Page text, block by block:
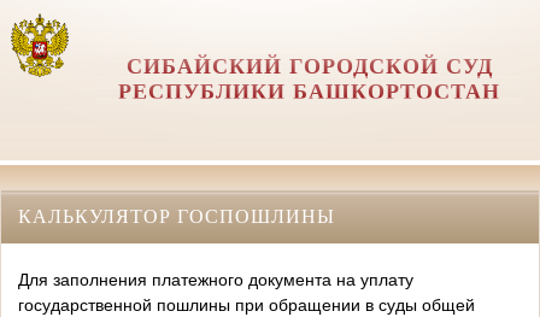
СИБАЙСКИЙ ГОРОДСКОЙ СУД
РЕСПУБЛИКИ БАШКОРТОСТАН
КАЛЬКУЛЯТОР ГОСПОШЛИНЫ
Для заполнения платежного документа на уплату
государственной пошлины при обращении в суды общей